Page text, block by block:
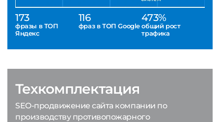
173
фразы в ТОП
Яндекс
116
фраз в ТОП Google
473%
общий рост
трафика
Техкомплектация
SEO-продвижение сайта компании по
производству противопожарного